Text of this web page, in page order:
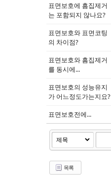
표면보호에 흠집제거
는 포함되지 않나요?
표면보호와 표면코팅
의 차이점?
표면보호와 흠집제거
를 동시에...
표면보호의 성능유지
가 어느정도가는지요?
표면보호전에...
목록